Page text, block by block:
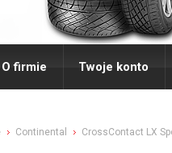
O firmie Twoje konto
Continental CrossContact LX